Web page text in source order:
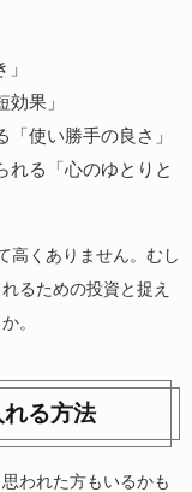
果」
使い勝手の良さ」
れる「心のゆとりと
高くありません。むし
るための投資と捉え
。
る方法
われた方もいるかも